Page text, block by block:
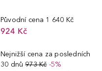
Původní cena 1 640 Kč
924 Kč
Nejnižší cena za posledních
30 dnů 973 Kč-5%